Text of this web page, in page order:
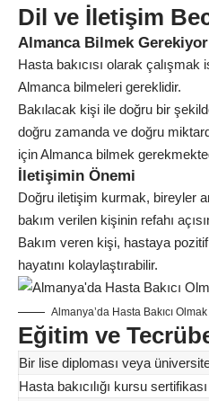
Dil ve İletişim
Almanca Bilmek
Hasta bakıcısı olarak
Almanca bilmeleri gereklidir.
Bakılacak kişi ile doğru bir
doğru zamanda ve doğru
için Almanca bilmek
İletişimin Önemi
Doğru iletişim kurmak, bireyler
bakım verilen kişinin refahı
Bakım veren kişi, hastaya
hayatını kolaylaştırabilir.
Almanya’da Hasta Bakıcı Olmak
Eğitim ve
Bir lise diploması veya
Hasta bakıcılığı kursu sertifikası